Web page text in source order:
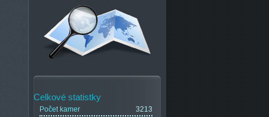
Celkové statistky
Počet kamer
3213